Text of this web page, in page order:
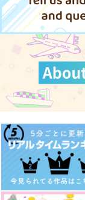
来たぞ！逃げろ！
660円（税込）
サンプル
作品詳細
ミスラ×ルチル
サンプル
カート